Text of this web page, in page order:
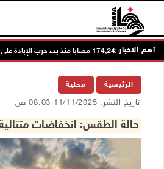
أهم الاخبار
الرئيسية محلية
تاريخ النشر: 11/11/2025 08:03 ص
حالة الطقس: انخفاضات